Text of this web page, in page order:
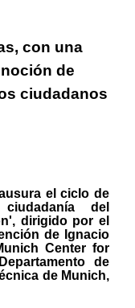
con una
de
ciudadanos
el ciclo de
ciudadanía del
dirigido por el
de Ignacio
Center for
de
de Munich,